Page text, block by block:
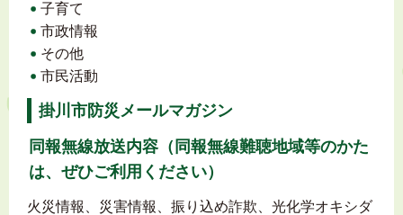
子育て
市政情報
その他
市民活動
掛川市防災メールマガジン
同報無線放送内容（同報無線難聴地域等のかた
は、ぜひご利用ください）
火災情報、災害情報、振り込め詐欺、光化学オキシダ